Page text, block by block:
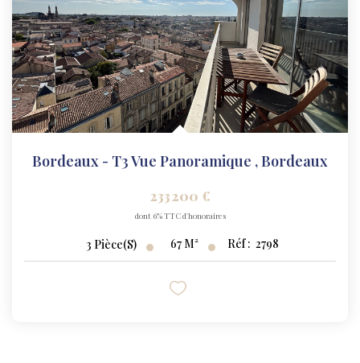
Bordeaux - T3 Vue Panoramique ,Bordeaux
233 200 €
dont 6% TTC d'honoraires
3 Pièce(s) 67 M² Réf : 2798